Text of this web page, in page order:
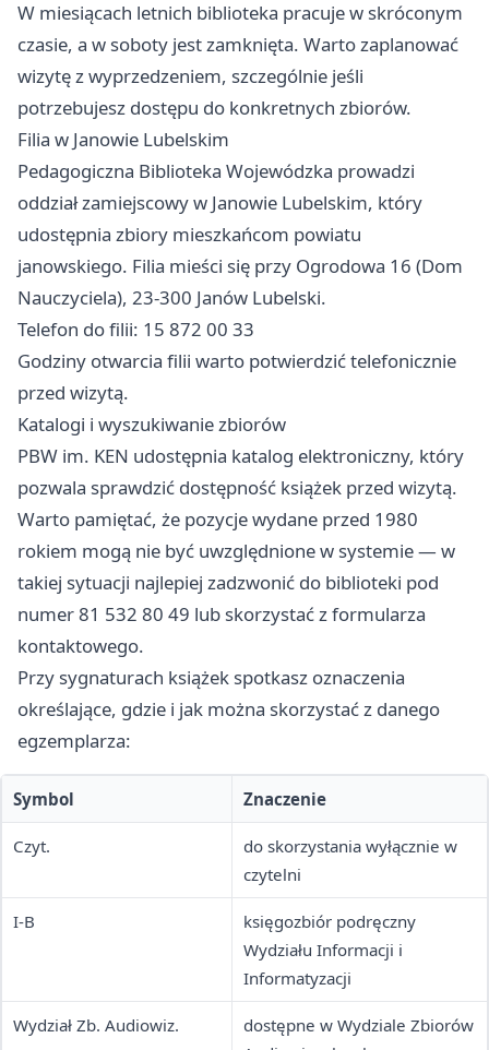
W miesiącach letnich biblioteka pracuje w skróconym
czasie, a w soboty jest zamknięta. Warto zaplanować
wizytę z wyprzedzeniem, szczególnie jeśli
potrzebujesz dostępu do konkretnych zbiorów.
Filia w Janowie Lubelskim
Pedagogiczna Biblioteka Wojewódzka prowadzi
oddział zamiejscowy w Janowie Lubelskim, który
udostępnia zbiory mieszkańcom powiatu
janowskiego. Filia mieści się przy Ogrodowa 16 (Dom
Nauczyciela), 23-300 Janów Lubelski.
Telefon do filii: 15 872 00 33
Godziny otwarcia filii warto potwierdzić telefonicznie
przed wizytą.
Katalogi i wyszukiwanie zbiorów
PBW im. KEN udostępnia katalog elektroniczny, który
pozwala sprawdzić dostępność książek przed wizytą.
Warto pamiętać, że pozycje wydane przed 1980
rokiem mogą nie być uwzględnione w systemie — w
takiej sytuacji najlepiej zadzwonić do biblioteki pod
numer 81 532 80 49 lub skorzystać z formularza
kontaktowego.
Przy sygnaturach książek spotkasz oznaczenia
określające, gdzie i jak można skorzystać z danego
egzemplarza:
Symbol Znaczenie
Czyt.
do skorzystania wyłącznie w
czytelni
I-B
księgozbiór podręczny
Wydziału Informacji i
Informatyzacji
Wydział Zb. Audiowiz.
dostępne w Wydziale Zbiorów